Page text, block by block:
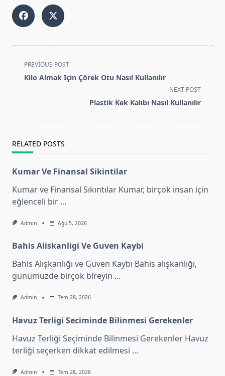
<span
class="nav-
text">Page</span>
PREVIOUS POST
Kilo Almak Için Çörek Otu Nasıl Kullanılır
NEXT POST
Plastik Kek Kalıbı Nasıl Kullanılır
RELATED POSTS
Kumar Ve Finansal Sikintilar
Kumar ve Finansal Sıkıntılar Kumar, birçok insan için
eğlenceli bir ...
Admin Ağu 5, 2026
Bahis Aliskanligi Ve Guven Kaybi
Bahis Alışkanlığı ve Güven Kaybı Bahis alışkanlığı,
günümüzde birçok bireyin ...
Admin Tem 28, 2026
Havuz Terligi Seciminde Bilinmesi Gerekenler
Havuz Terliği Seçiminde Bilinmesi Gerekenler Havuz
terliği seçerken dikkat edilmesi ...
Admin Tem 28, 2026